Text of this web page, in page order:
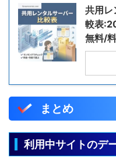
共用レ
較表
無料/
まとめ
利用中サイトのデ